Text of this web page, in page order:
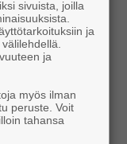
sivuista, joilla
ja
ja
myös ilman
peruste. Voit
tahansa